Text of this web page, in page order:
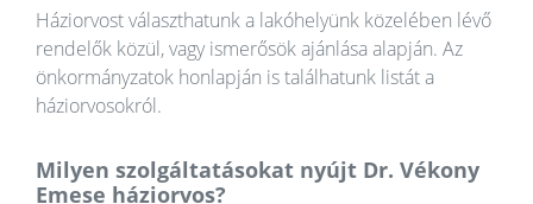
Háziorvost választhatunk a lakóhelyünk közelében lévő
rendelők közül, vagy ismerősök ajánlása alapján. Az
önkormányzatok honlapján is találhatunk listát a
háziorvosokról.
Milyen szolgáltatásokat nyújt Dr. Vékony
Emese háziorvos?